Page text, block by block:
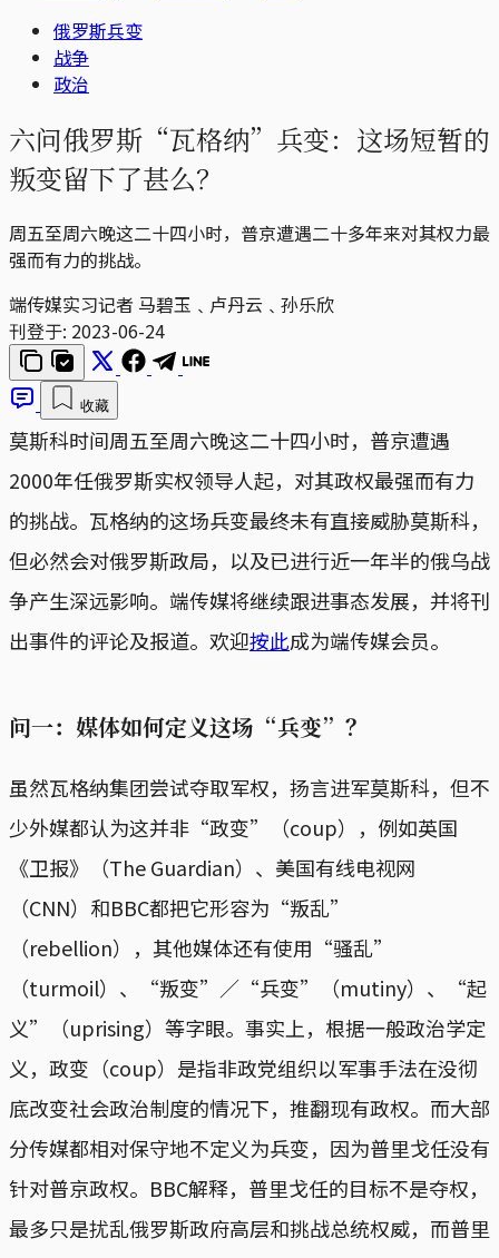
俄罗斯兵变
战争
政治
六问俄罗斯“瓦格纳”兵变：这场短暂的
叛变留下了甚么？
周五至周六晚这二十四小时，普京遭遇二十多年来对其权力最
强而有力的挑战。
端传媒实习记者 马碧玉﹑卢丹云﹑孙乐欣
刊登于: 2023-06-24
收藏
莫斯科时间周五至周六晚这二十四小时，普京遭遇
2000年任俄罗斯实权领导人起，对其政权最强而有力
的挑战。瓦格纳的这场兵变最终未有直接威胁莫斯科，
但必然会对俄罗斯政局，以及已进行近一年半的俄乌战
争产生深远影响。端传媒将继续跟进事态发展，并将刊
出事件的评论及报道。欢迎按此成为端传媒会员。
问一：媒体如何定义这场“兵变”？
虽然瓦格纳集团尝试夺取军权，扬言进军莫斯科，但不
少外媒都认为这并非“政变”（coup），例如英国
《卫报》（The Guardian）、美国有线电视网
（CNN）和BBC都把它形容为“叛乱”
（rebellion），其他媒体还有使用“骚乱”
（turmoil）、“叛变”／“兵变”（mutiny）、“起
义”（uprising）等字眼。事实上，根据一般政治学定
义，政变（coup）是指非政党组织以军事手法在没彻
底改变社会政治制度的情况下，推翻现有政权。而大部
分传媒都相对保守地不定义为兵变，因为普里戈任没有
针对普京政权。BBC解释，普里戈任的目标不是夺权，
最多只是扰乱俄罗斯政府高层和挑战总统权威，而普里